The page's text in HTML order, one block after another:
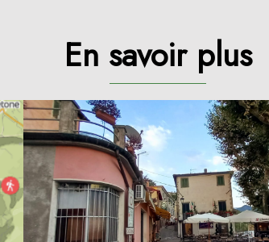
En savoir plus